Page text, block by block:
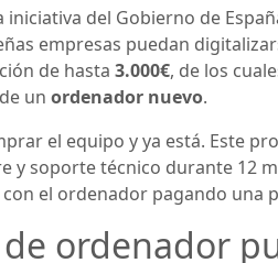
iniciativa del Gobierno de
empresas puedan
de hasta 3.000€, de los
un ordenador nuevo.
el equipo y ya está. Este
y soporte técnico durante 12
el ordenador pagando una
ordenador